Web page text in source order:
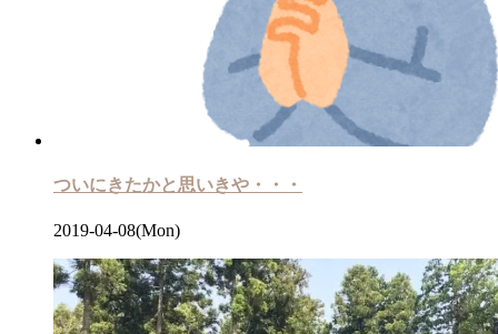
ついにきたかと思いきや・・・
2019-04-08(Mon)